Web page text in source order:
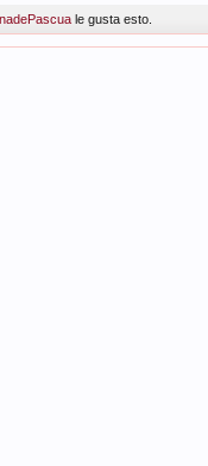
le gusta esto.